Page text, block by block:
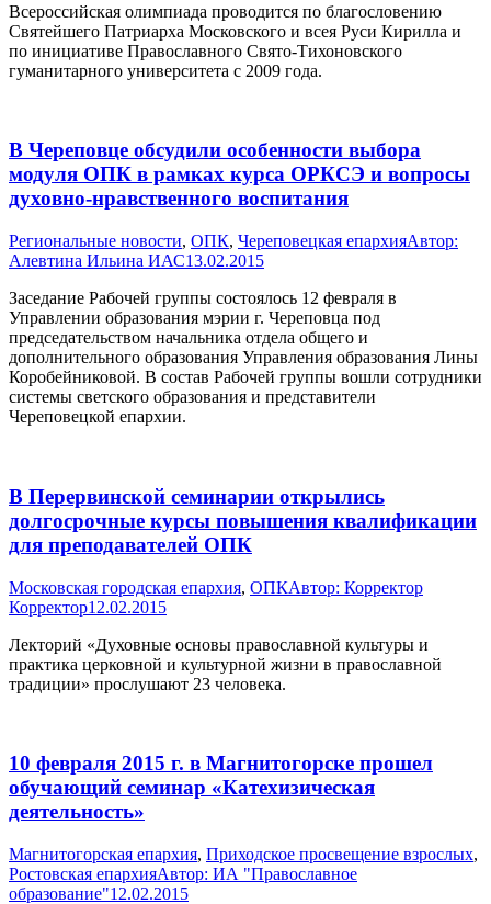
Всероссийская олимпиада проводится по благословению
Святейшего Патриарха Московского и всея Руси Кирилла и
по инициативе Православного Свято-Тихоновского
гуманитарного университета с 2009 года.
В Череповце обсудили особенности выбора
модуля ОПК в рамках курса ОРКСЭ и вопросы
духовно-нравственного воспитания
Pегиональные новости, ОПК, Череповецкая епархияАвтор:
Алевтина Ильина ИАС13.02.2015
Заседание Рабочей группы состоялось 12 февраля в
Управлении образования мэрии г. Череповца под
председательством начальника отдела общего и
дополнительного образования Управления образования Лины
Коробейниковой. В состав Рабочей группы вошли сотрудники
системы светского образования и представители
Череповецкой епархии.
В Перервинской семинарии открылись
долгосрочные курсы повышения квалификации
для преподавателей ОПК
Московская городская епархия, ОПКАвтор: Корректор
Корректор12.02.2015
Лекторий «Духовные основы православной культуры и
практика церковной и культурной жизни в православной
традиции» прослушают 23 человека.
10 февраля 2015 г. в Магнитогорске прошел
обучающий семинар «Катехизическая
деятельность»
Магнитогорская епархия, Приходское просвещение взрослых,
Ростовская епархияАвтор: ИА "Православное
образование"12.02.2015